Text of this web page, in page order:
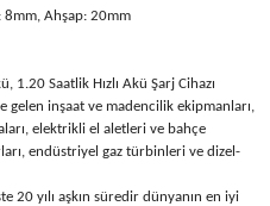
8mm, Ahşap: 20mm
Saatlik Hızlı Akü Şarj Cihazı
gelen inşaat ve madencilik ekipmanları,
elektrikli el aletleri ve bahçe
endüstriyel gaz türbinleri ve dizel-
20 yılı aşkın süredir dünyanın en iyi